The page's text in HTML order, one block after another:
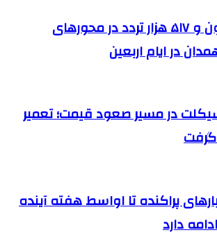
ثبت ۲ میلیون و ۵۱۷ هزار تردد در محورهای
در ایام اربعین
در مسیر صعود قیمت؛ تعمیر
گرفت
پراکنده تا اواسط هفته آینده
دارد